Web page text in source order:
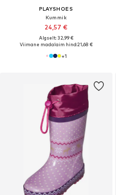
PLAYSHOES
Kummik
24,57 €
Algselt: 32,99 €
Viimane madalaim hind:21,68 €
+1